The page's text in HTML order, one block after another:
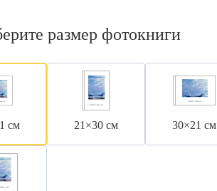
размер фотокниги
см 21×30 см 30×21 см